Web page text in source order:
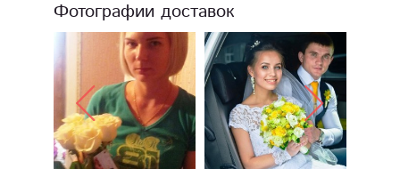
Фотографии доставок